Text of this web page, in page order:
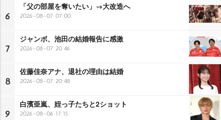
6
「父の部屋を奪いたい」→大改造へ
2026-08-07 07:00
7
ジャンボ、池田の結婚報告に感激
2026-08-07 20:46
8
佐藤佳奈アナ、退社の理由は結婚
2026-08-07 20:48
9
白濱亜嵐、姪っ子たちと2ショット
2026-08-06 17:15